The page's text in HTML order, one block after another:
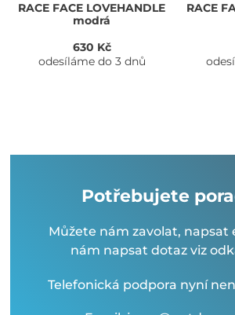
RACE FACE LOVEHANDLE
modrá
630 Kč
odesíláme do 3 dnů
RACE
Potřebujete
Můžete nám zavolat, napsat
nám napsat dotaz viz
Telefonická podpora nyní